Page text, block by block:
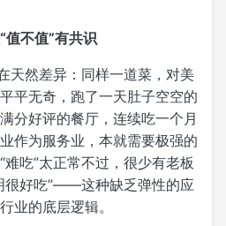
值不值”有共识
天然差异：同样一道菜，对美
平无奇，跑了一天肚子空空的
分好评的餐厅，连续吃一个月
作为服务业，本就需要极强的
吃”太正常不过，很少有老板
很好吃”——这种缺乏弹性的应
业的底层逻辑。